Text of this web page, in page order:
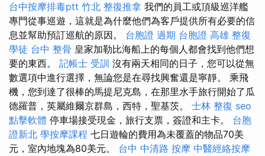
台中按摩排毒ptt 竹北 整復推拿 我們的員工或頂級巡洋艦
專門從事巡遊，這就是為什麼他們為客戶提供所有必要的信
息並幫助預訂巡航的原因。 台胞證 過期 台胞證 高雄 整復
學徒 台中 整骨 皇家加勒比海船上的每個人都會找到他們想
要的東西。 記帳士 受訓 沒有兩天相同的日子，您可以從無
數選項中進行選擇，無論您是在尋找興奮還是寧靜。 乘飛
機，您到達了很棒的馬提尼克島，在那里水手旅行開始了瓜
德羅普，英屬維爾京群島，西特，聖基茨。 士林 整復 seo
點擊軟體 停車場接受現金，旅行支票，簽證和主卡。 台胞
證新北 學按摩課程 七日遊輪的費用為未覆蓋的物品70美
元，室內地塊為80美元。 台中 中清路 按摩 中醫經絡按摩